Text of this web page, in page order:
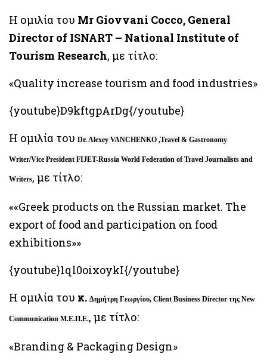
Η ομιλία του Mr Giovvani Cocco, General
Director of ISNART – National Institute of
Tourism Research, με τίτλο:
«Quality increase tourism and food industries»
{youtube}D9kftgpArDg{/youtube}
Η ομιλία του Dr. Alexey VANCHENKO ,Travel & Gastronomy
Writer/Vice President FIJET-Russia World Federation of Travel Journalists and
Writers, με τίτλο:
««Greek products on the Russian market. The
export of food and participation on food
exhibitions»»
{youtube}1ql0oixoykI{/youtube}
Η ομιλία του κ. Δημήτρη Γεωργίου, Client Business Director της New
Communication Μ.Ε.Π.Ε., με τίτλο:
«Βranding & Packaging Design»